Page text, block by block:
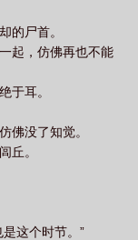
蓦回鸾讲了一个什么故
蓦回鸾百度百科
外
的尸首。
起，仿佛再也不能
于耳。
佛没了知觉。
丘。
这个时节。”